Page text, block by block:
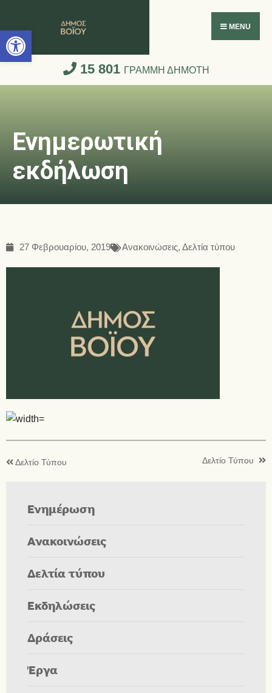
Ανοίξτε τη γραμμή εργαλείων
MENU
15 801 ΓΡΑΜΜΗ ΔΗΜΟΤΗ
Ενημερωτική
εκδήλωση
27 Φεβρουαρίου, 2019 Ανακοινώσεις,Δελτία τύπου
Δελτίο Τύπου Δελτίο Τύπου
Ενημέρωση
Ανακοινώσεις
Δελτία τύπου
Εκδηλώσεις
Δράσεις
Έργα